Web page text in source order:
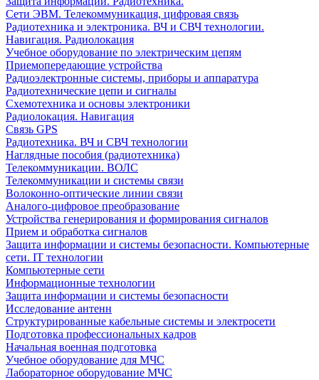
Сети ЭВМ. Телекоммуникация, цифровая связь
Радиотехника и электроника. ВЧ и СВЧ технологии.
Навигация. Радиолокация
Учебное оборудование по электрическим цепям
Приемопередающие устройства
Радиоэлектронные системы, приборы и аппаратура
Радиотехнические цепи и сигналы
Схемотехника и основы электроники
Радиолокация. Навигация
Связь GPS
Радиотехника. ВЧ и СВЧ технологии
Наглядные пособия (радиотехника)
Телекоммуникации. ВОЛС
Телекоммуникации и системы связи
Волоконно-оптические линии связи
Аналого-цифровое преобразование
Устройства генерирования и формирования сигналов
Прием и обработка сигналов
Защита информации и системы безопасности. Компьютерные
сети. IT технологии
Компьютерные сети
Информационные технологии
Защита информации и системы безопасности
Исследование антенн
Структурированные кабельные системы и электросети
Подготовка профессиональных кадров
Начальная военная подготовка
Учебное оборудование для МЧС
Лабораторное оборудование МЧС